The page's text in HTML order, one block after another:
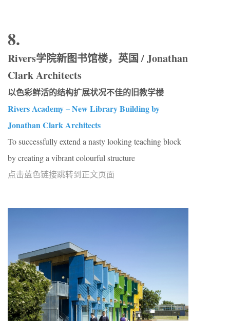
8.
Rivers学院新图书馆楼，英国 / Jonathan
Clark Architects
以色彩鲜活的结构扩展状况不佳的旧教学楼
Rivers Academy – New Library Building by
Jonathan Clark Architects
To successfully extend a nasty looking teaching block
by creating a vibrant colourful structure
点击蓝色链接跳转到正文页面